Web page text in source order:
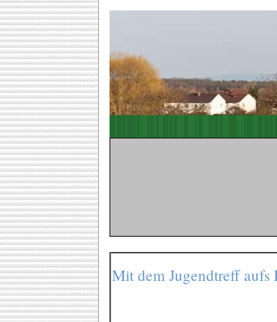
Mit dem Jugendtreff aufs